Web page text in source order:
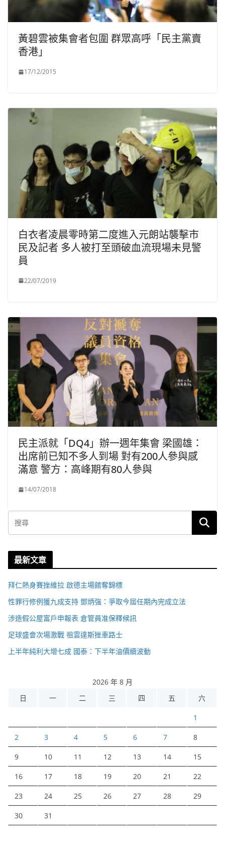
黃碧雲被集會者包圍 群眾高呼「民主黨賣
香港」
17/12/2015
白衣者凌晨零時第二度進入元朗站襲擊市
民及記者 多人被打至頭破血流現場未見警
員
22/07/2019
民主派就「DQ4」辦一週年集會 梁國雄：
出席前已知不多人到場 對有200人參與感
滿意 警方：高峰期有80人參與
14/07/2018
最新文章
拜仁熱身賽挫維拉 啟德主場館奪錦標
性罪行修例獲九成支持 鄧炳強：爭取今屆任期內完成立法
涉造假公屋富戶申報表 倉管員准保釋候訊
足球盛會次場激戰 祖雲達斯挫車路士
上半年純利大增七成 國泰：下半年油價續波動
2026 年 8 月
日
一 二 三 四 五 六
1
2 3 4 5 6 7 8
9 10 11 12 13 14 15
16 17 18 19 20 21 22
23 24 25 26 27 28 29
30 31